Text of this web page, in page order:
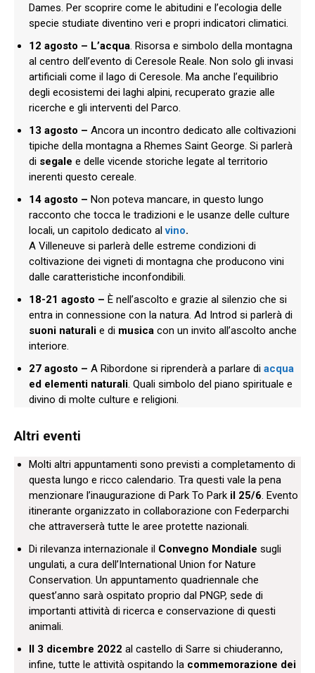
Dames. Per scoprire come le abitudini e l’ecologia delle
specie studiate diventino veri e propri indicatori climatici.
12 agosto – L’acqua. Risorsa e simbolo della montagna
al centro dell’evento di Ceresole Reale. Non solo gli invasi
artificiali come il lago di Ceresole. Ma anche l’equilibrio
degli ecosistemi dei laghi alpini, recuperato grazie alle
ricerche e gli interventi del Parco.
13 agosto – Ancora un incontro dedicato alle coltivazioni
tipiche della montagna a Rhemes Saint George. Si parlerà
di segale e delle vicende storiche legate al territorio
inerenti questo cereale.
14 agosto – Non poteva mancare, in questo lungo
racconto che tocca le tradizioni e le usanze delle culture
locali, un capitolo dedicato alvino.
A Villeneuve si parlerà delle estreme condizioni di
coltivazione dei vigneti di montagna che producono vini
dalle caratteristiche inconfondibili.
18-21 agosto – È nell’ascolto e grazie al silenzio che si
entra in connessione con la natura. Ad Introd si parlerà di
suoni naturali e di musica con un invito all’ascolto anche
interiore.
27 agosto – A Ribordone si riprenderà a parlare di acqua
ed elementi naturali. Quali simbolo del piano spirituale e
divino di molte culture e religioni.
Altri eventi
Molti altri appuntamenti sono previsti a completamento di
questa lungo e ricco calendario. Tra questi vale la pena
menzionare l’inaugurazione di Park To Park il 25/6. Evento
itinerante organizzato in collaborazione con Federparchi
che attraverserà tutte le aree protette nazionali.
Di rilevanza internazionale il Convegno Mondiale sugli
ungulati, a cura dell’International Union for Nature
Conservation. Un appuntamento quadriennale che
quest’anno sarà ospitato proprio dal PNGP, sede di
importanti attività di ricerca e conservazione di questi
animali.
Il 3 dicembre 2022 al castello di Sarre si chiuderanno,
infine, tutte le attività ospitando la commemorazione dei